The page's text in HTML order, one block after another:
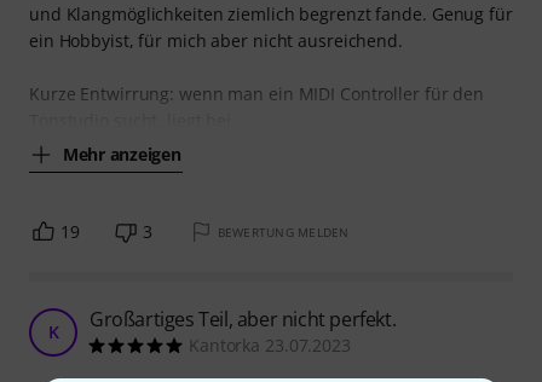
und Klangmöglichkeiten ziemlich begrenzt fande. Genug für
ein Hobbyist, für mich aber nicht ausreichend.
Kurze Entwirrung: wenn man ein MIDI Controller für den
Mehr anzeigen
19 3 BEWERTUNG MELDEN
K Großartiges Teil, aber nicht perfekt.
Kantorka 23.07.2023